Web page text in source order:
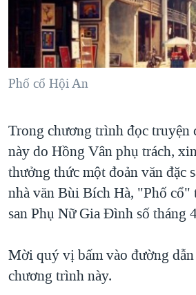
"Tìm"NGƯỜI VIỆT HẢI NGOẠI
ĐỜI SỐNG
KINH TẾ
KHOA HỌC
VĂN HOÁ
GIÁO DỤC
TẠI
HÀNH TRÌNH BẦU CỬ 2024
MỘT NĂM CHIẾN TRANH TẠI DẢI
GIẢI MÃ VÀNH ĐAI & CON ĐƯỜNG
TRỊNH VĨNH BÌNH - NGƯỜI HẠ 'BÊN
GROUND ZERO – XƯA VÀ NAY
CHI PHÍ CHIẾN TRANH
CÁC GIÁ TRỊ CỘNG HÒA Ở VIỆT NAM
TRỊNH VĨNH BÌNH VS. CHÍNH PHỦ
NGƯ DÂN VIỆT VÀ LÀN SÓNG TRỘM
VIDEO
NGHE
MẠNG XÃ HỘI
Ngôn ngữ khác
Phố cổ Hội An
Trong chương trình đọc truyện
này do Hồng Vân phụ trách,
thưởng thức một đoản văn đặc
nhà văn Bùi Bích Hà, "Phố
san Phụ Nữ Gia Đình số tháng
Mời quý vị bấm vào đường
chương trình này.